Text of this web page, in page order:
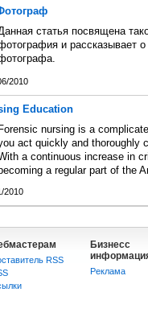
статья посвящена
и рассказывает о
2010
Education
Forensic nursing is a
act quickly and thoroughly
a continuous increase in
becoming a regular part of the
2010
RSS
Бизнесс
Реклама